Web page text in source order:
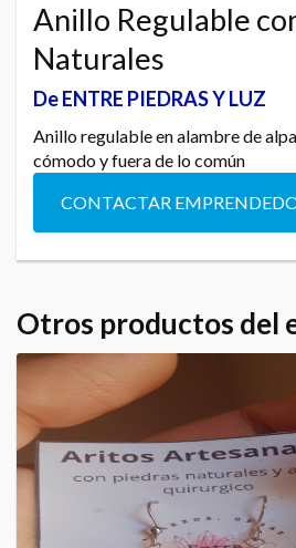
Anillo Regulable
Naturales
De ENTRE PIEDRAS Y LUZ
Anillo regulable en alambre de
cómodo y fuera de lo común
CONTACTAR
Otros productos del